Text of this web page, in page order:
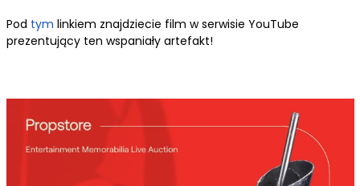
Pod tym linkiem znajdziecie film w serwisie YouTube
prezentujący ten wspaniały artefakt!